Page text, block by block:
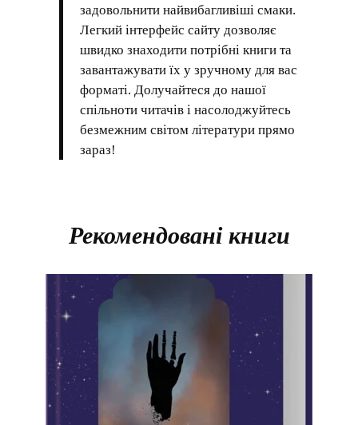
задовольнити найвибагливіші смаки.
Легкий інтерфейс сайту дозволяє
швидко знаходити потрібні книги та
завантажувати їх у зручному для вас
форматі. Долучайтеся до нашої
спільноти читачів і насолоджуйтесь
безмежним світом літератури прямо
зараз!
Рекомендовані книги